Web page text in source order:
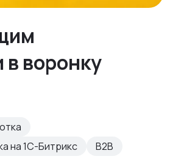
в воронку
на 1С-Битрикс B2B